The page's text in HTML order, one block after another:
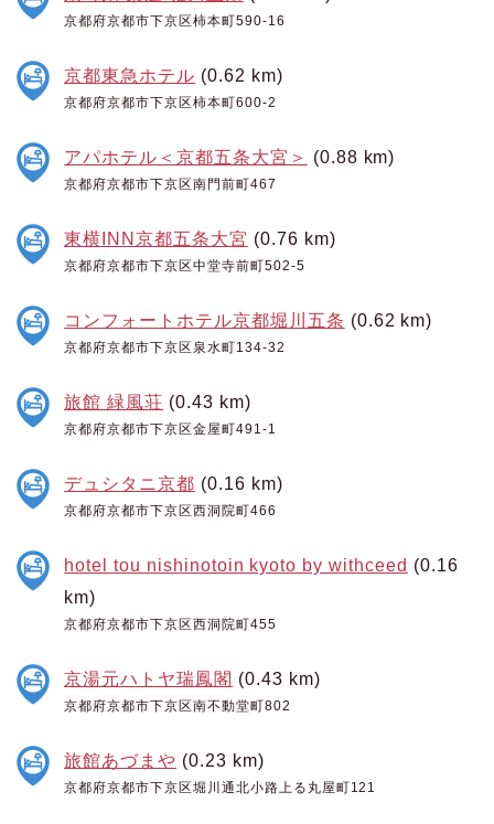
京都府京都市下京区柿本町590-16
京都東急ホテル (0.62 km)
京都府京都市下京区柿本町600-2
アパホテル＜京都五条大宮＞ (0.88 km)
京都府京都市下京区南門前町467
東横INN京都五条大宮 (0.76 km)
京都府京都市下京区中堂寺前町502-5
コンフォートホテル京都堀川五条 (0.62 km)
京都府京都市下京区泉水町134-32
旅館 緑風荘 (0.43 km)
京都府京都市下京区金屋町491-1
デュシタニ京都 (0.16 km)
京都府京都市下京区西洞院町466
hotel tou nishinotoin kyoto by withceed (0.16
km)
京都府京都市下京区西洞院町455
京湯元ハトヤ瑞鳳閣 (0.43 km)
京都府京都市下京区南不動堂町802
旅館あづまや (0.23 km)
京都府京都市下京区堀川通北小路上る丸屋町121